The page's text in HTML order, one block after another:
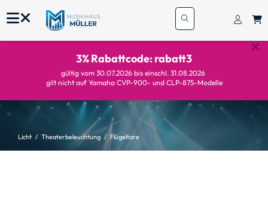
3% Rabattcode: rabatt3
gültig vom 30.07.2026 bis einschl. 31.08.2026
gilt nicht auf Yamaha CVP-900- und CLP-875-Modelle
Licht Theaterbeleuchtung Flügeltore